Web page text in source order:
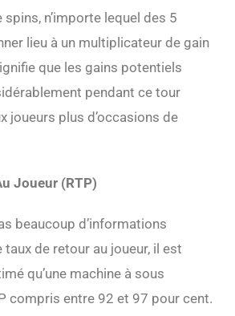
n’importe lequel des 5
lieu à un multiplicateur de gain
que les gains potentiels
pendant ce tour
joueurs plus d’occasions de
Joueur (RTP)
beaucoup d’informations
de retour au joueur, il est
qu’une machine à sous
compris entre 92 et 97 pour cent.